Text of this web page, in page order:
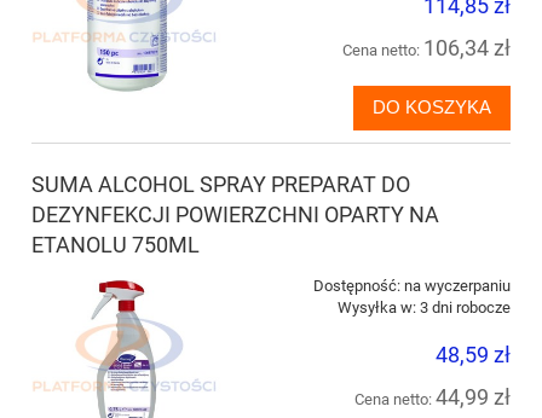
114,85 zł
Cena netto: 106,34 zł
DO KOSZYKA
SUMA ALCOHOL SPRAY PREPARAT DO
DEZYNFEKCJI POWIERZCHNI OPARTY NA
ETANOLU 750ML
Dostępność: na wyczerpaniu
Wysyłka w: 3 dni robocze
48,59 zł
Cena netto: 44,99 zł